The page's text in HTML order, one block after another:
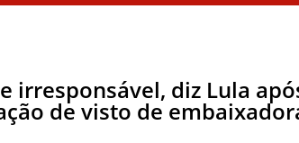
irresponsável, diz Lula
de visto de